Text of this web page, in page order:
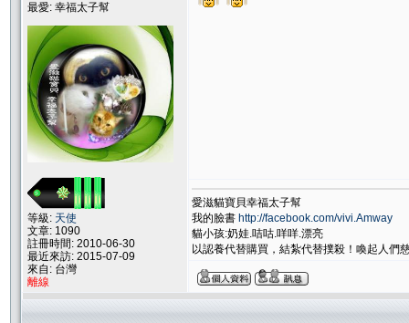
最愛: 幸福太子幫
等級: 天使
文章: 1090
註冊時間: 2010-06-30
最近來訪: 2015-07-09
來自: 台灣
離線
愛滋貓寶貝幸福太子幫
我的臉書 http://facebook.com/vivi.Amway
貓小孩:奶娃.咭咕.咩咩.漂亮
以認養代替購買，結紮代替撲殺！喚起人們